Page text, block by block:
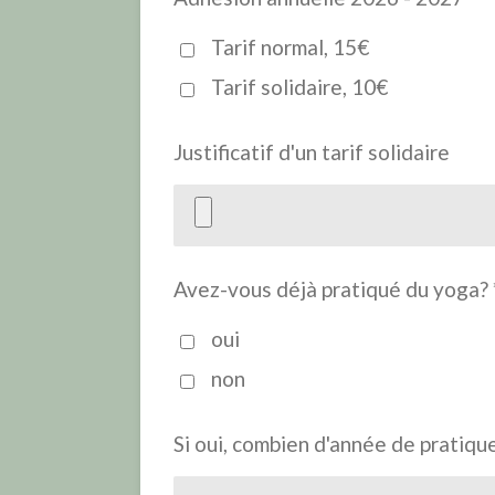
Tarif normal, 15€
Tarif solidaire, 10€
Justificatif d'un tarif solidaire
Avez-vous déjà pratiqué du yoga?
oui
non
Si oui, combien d'année de